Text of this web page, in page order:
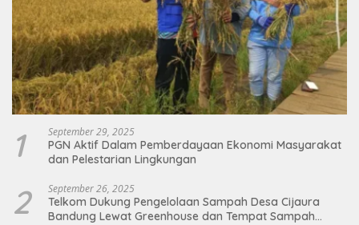
1 September 29, 2025
PGN Aktif Dalam Pemberdayaan Ekonomi Masyarakat
dan Pelestarian Lingkungan
2 September 26, 2025
Telkom Dukung Pengelolaan Sampah Desa Cijaura
Bandung Lewat Greenhouse dan Tempat Sampah